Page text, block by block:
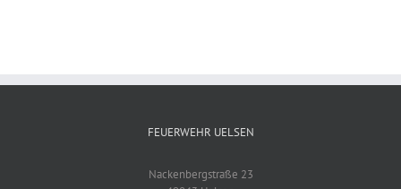
FEUERWEHR UELSEN
Nackenbergstraße 23